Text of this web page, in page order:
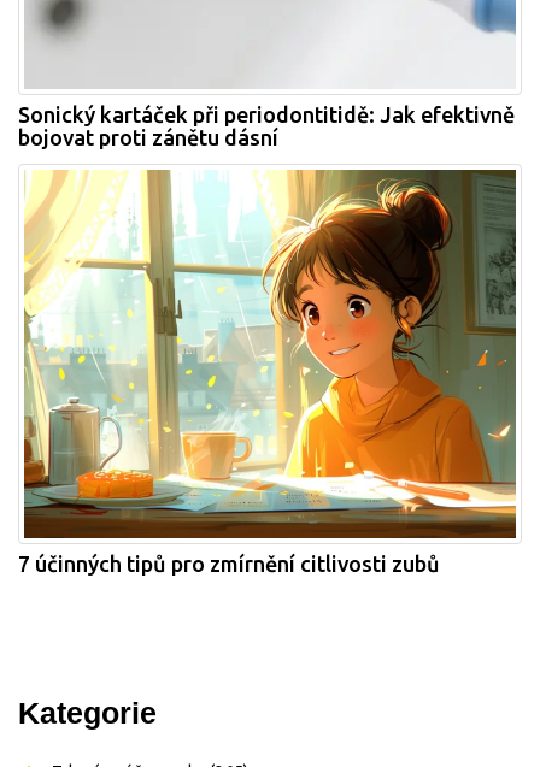
Sonický kartáček při periodontitidě: Jak efektivně
bojovat proti zánětu dásní
7 účinných tipů pro zmírnění citlivosti zubů
Kategorie